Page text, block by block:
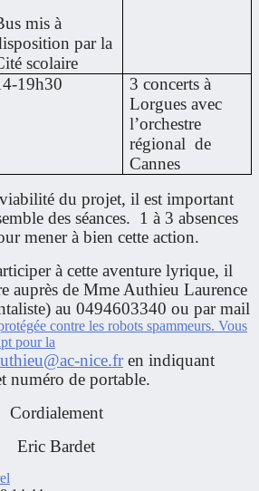
mis à
par la
scolaire
19h30
3 concerts à
Lorgues avec
l’orchestre
régional de
Cannes
viabilité du projet, il est important
des séances. 1 à 3 absences
mener à bien cette action.
à cette aventure lyrique, il
auprès de Mme Authieu Laurence
au 0494603340 ou par mail
contre les robots spammeurs. Vous
pour la
nice.fren indiquant
numéro de portable.
Cordialement
Eric Bardet